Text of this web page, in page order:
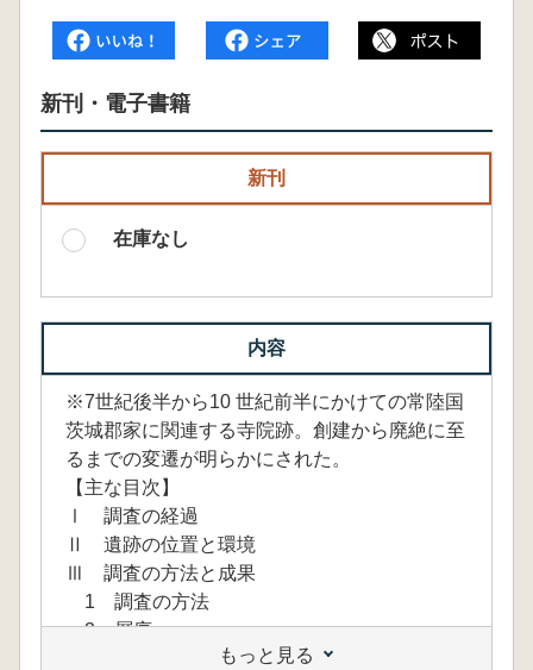
新刊・電子書籍
新刊
在庫なし
内容
※7世紀後半から10 世紀前半にかけての常陸国
茨城郡家に関連する寺院跡。創建から廃絶に至
るまでの変遷が明らかにされた。
【主な目次】
Ⅰ 調査の経過
Ⅱ 遺跡の位置と環境
Ⅲ 調査の方法と成果
1 調査の方法
2 層序
3 伽藍地の調査(A・B・E・J・K 地区)
もっと見る